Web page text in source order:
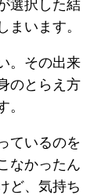
選択した結
まいます。
。その出来
のとらえ方
ているのを
なかったん
ど、気持ち